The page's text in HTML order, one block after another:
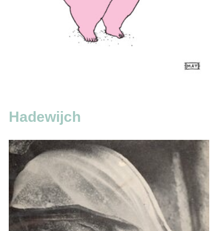
Hadewijch